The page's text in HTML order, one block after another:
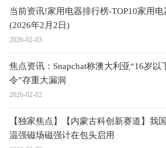
当前资讯!家用电器排行榜-TOP10家用
(2026年2月2日)
2026-02-03
焦点资讯：Snapchat称澳大利亚“16岁以
令”存重大漏洞
2026-02-02
【独家焦点】【内蒙古科创新赛道】我
温强磁场磁强计在包头启用